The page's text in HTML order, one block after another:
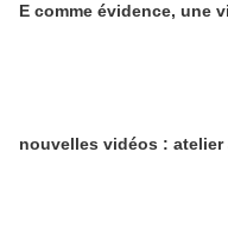
E comme évidence, une
nouvelles vidéos : atelier